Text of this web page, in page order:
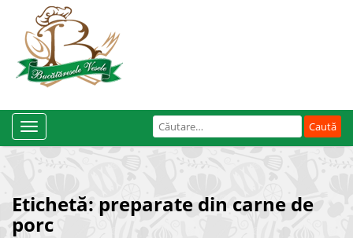
Caută
după:
Toggle
Navigation
Etichetă: preparate din carne de
porc